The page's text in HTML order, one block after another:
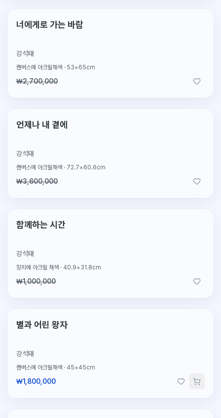
2026.2.4 판매
너에게로 가는 바람
강석태
캔버스에 아크릴채색 · 53×65cm
₩2,700,000
2026.2.4 판매
언제나 내 곁에
강석태
캔버스에 아크릴채색 · 72.7×60.6cm
₩3,600,000
2026.2.4 판매
함께하는 시간
강석태
장지에 아크릴 채색 · 40.9×31.8cm
₩1,000,000
단 1점뿐인 원작
별과 어린 왕자
강석태
캔버스에 아크릴채색 · 45×45cm
₩1,800,000